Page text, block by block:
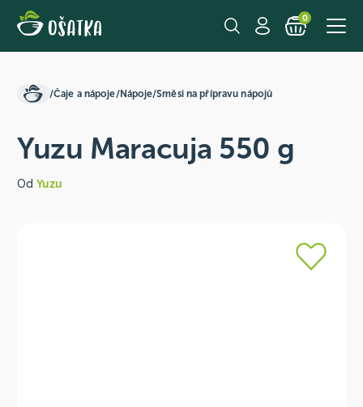
0
/Čaje a nápoje/Nápoje/Směsi na přípravu nápojů
Yuzu Maracuja 550 g
Od Yuzu